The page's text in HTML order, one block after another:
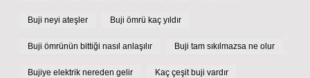
Buji neyi ateşler Buji ömrü kaç yıldır
Buji ömrünün bittiği nasıl anlaşılır Buji tam sıkılmazsa ne olur
Bujiye elektrik nereden gelir Kaç çeşit buji vardır